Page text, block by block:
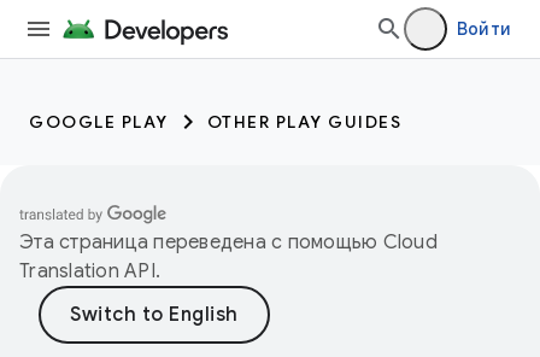
Войти
GOOGLE PLAY OTHER PLAY GUIDES
Эта страница переведена с помощью Cloud
Translation API.